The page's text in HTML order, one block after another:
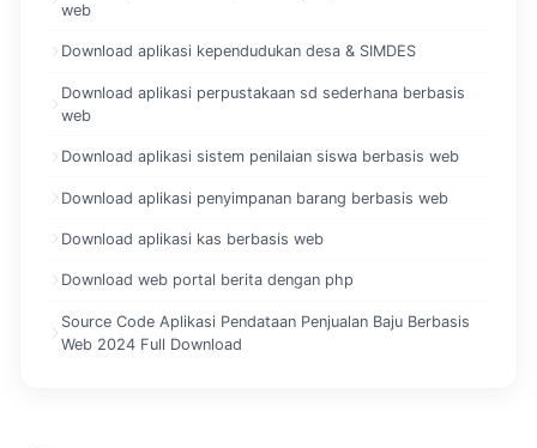
web
Download aplikasi kependudukan desa & SIMDES
Download aplikasi perpustakaan sd sederhana berbasis
web
Download aplikasi sistem penilaian siswa berbasis web
Download aplikasi penyimpanan barang berbasis web
Download aplikasi kas berbasis web
Download web portal berita dengan php
Source Code Aplikasi Pendataan Penjualan Baju Berbasis
Web 2024 Full Download